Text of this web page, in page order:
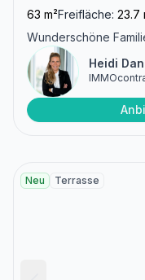
63 m²Freifläche: 23.7
Wunderschöne
Heidi
Neu Terrasse